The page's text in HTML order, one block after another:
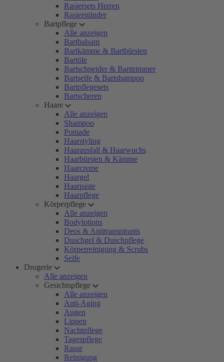
Rasiersets Herren
Rasierständer
Bartpflege
Alle anzeigen
Bartbalsam
Bartkämme & Bartbürsten
Bartöle
Bartschneider & Barttrimmer
Bartseife & Bartshampoo
Bartpflegesets
Bartscheren
Haare
Alle anzeigen
Shampoo
Pomade
Haarstyling
Haarausfall & Haarwuchs
Haarbürsten & Kämme
Haarcreme
Haargel
Haarpaste
Haarpflege
Körperpflege
Alle anzeigen
Bodylotions
Deos & Antitranspirants
Duschgel & Duschpflege
Körperreinigung & Scrubs
Seife
Drogerie
Alle anzeigen
Gesichtspflege
Alle anzeigen
Anti-Aging
Augen
Lippen
Nachtpflege
Tagespflege
Rasur
Reinigung